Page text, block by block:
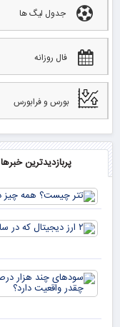
جدول لیگ ها
فال روزانه
بورس و فرابورس
پربازدیدترین خبرها